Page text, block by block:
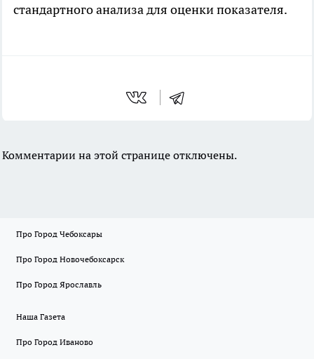
стандартного анализа для оценки показателя.
Комментарии на этой странице отключены.
Про Город Чебоксары
Про Город Новочебоксарск
Про Город Ярославль
Наша Газета
Про Город Иваново